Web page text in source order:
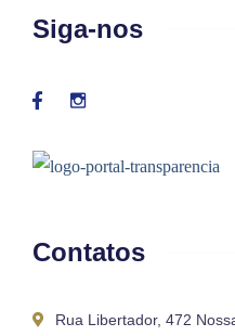
Siga-nos
Contatos
Rua Libertador, 472